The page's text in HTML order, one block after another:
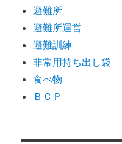
避難所
避難所運営
避難訓練
非常用持ち出し袋
食べ物
ＢＣＰ